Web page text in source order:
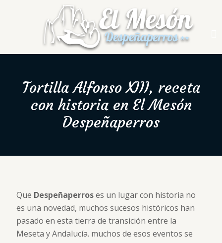
Tortilla Alfonso XIII, receta
con historia en El Mesón
Despeñaperros
Que Despeñaperroses un lugar con historia no
es una novedad, muchos sucesos históricos han
pasado en esta tierra de transición entre la
Meseta y Andalucía. muchos de esos eventos se